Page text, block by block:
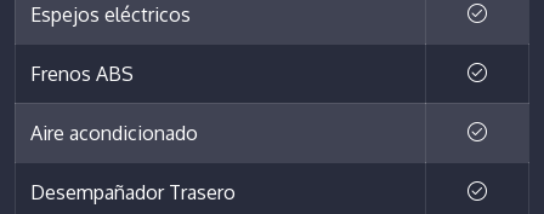
Espejos eléctricos
Frenos ABS
Aire acondicionado
Desempañador Trasero